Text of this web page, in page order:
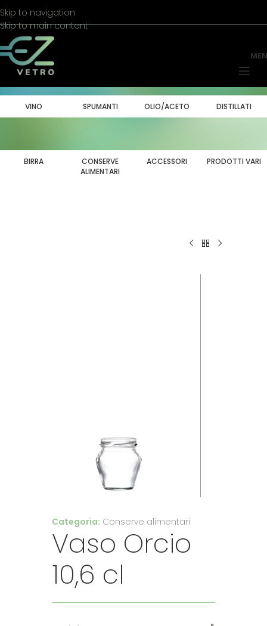
Skip to navigation
Skip to main content
VINO SPUMANTI OLIO/ACETO DISTILLATI
BIRRA
CONSERVE
ALIMENTARI
ACCESSORI PRODOTTI VARI
Categoria: Conserve alimentari
Vaso Orcio
10,6 cl